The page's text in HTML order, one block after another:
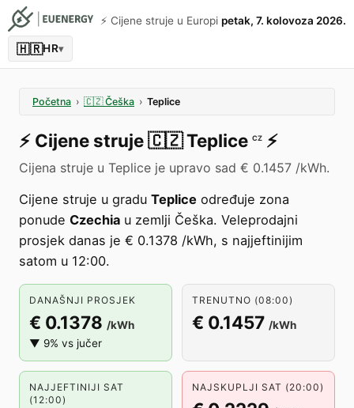
⚡️ Cijene struje u Europi petak, 7. kolovoza 2026.
🇭🇷HR▾
Početna › 🇨🇿 Češka › Teplice
⚡️ Cijene struje🇨🇿Teplice CZ ⚡️
Cijena struje u Teplice je upravo sad € 0.1457 /kWh.
Cijene struje u gradu Teplice određuje zona
ponude Czechia u zemlji Češka. Veleprodajni
prosjek danas je € 0.1378 /kWh, s najjeftinijim
satom u 12:00.
DANAŠNJI PROSJEK
€ 0.1378 /kWh
▼ 9% vs jučer
TRENUTNO (08:00)
€ 0.1457 /kWh
NAJJEFTINIJI SAT
(12:00)
NAJSKUPLJI SAT (20:00)